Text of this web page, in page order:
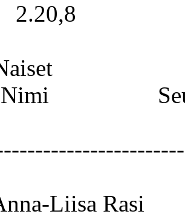
2.20,8
Nimi
Liisa Rasi